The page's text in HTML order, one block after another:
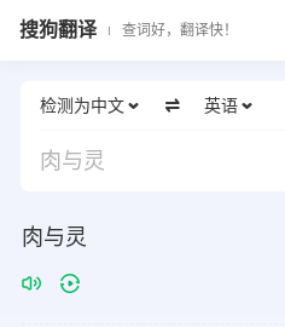
搜狗翻译 查词好，翻译快！
检测为中文 英语
肉与灵
肉与灵